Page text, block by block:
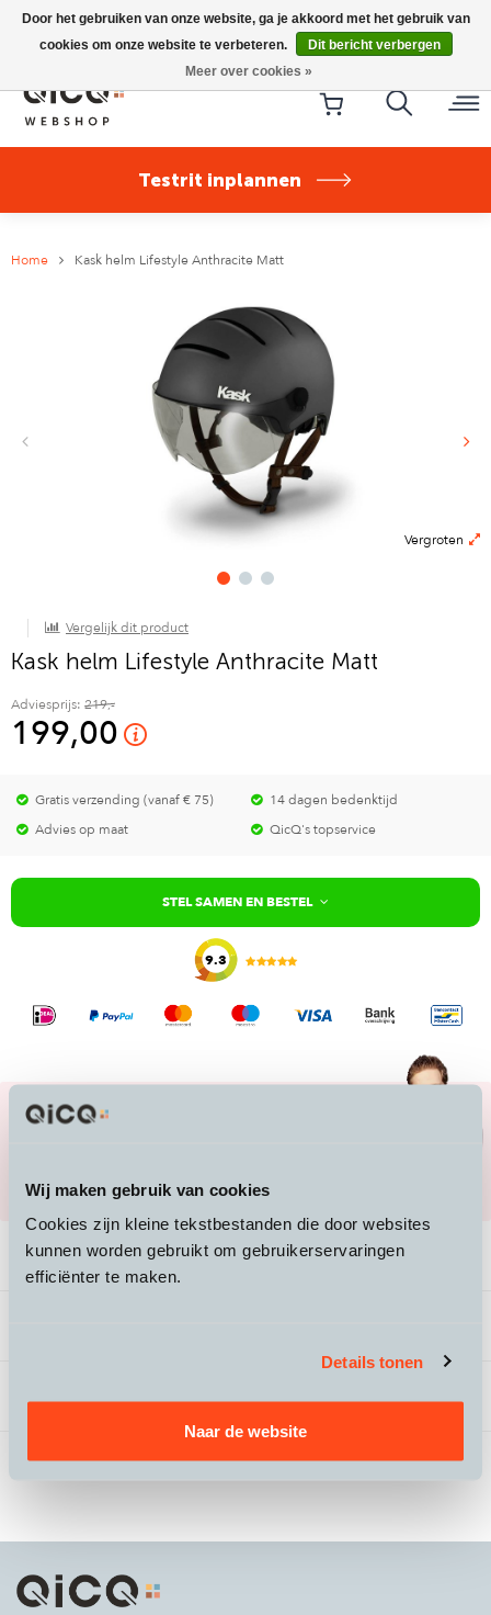
Wij maken gebruik van cookies
Cookies zijn kleine tekstbestanden die door websites
kunnen worden gebruikt om gebruikerservaringen
efficiënter te maken.
Details tonen
Naar de website
Riese & Müller Nevo5 Silent Core nu direct uit voorraad
leverbaar!
Testrit inplannen
Home Kask helm Lifestyle Anthracite Matt
Vergroten
Vergelijk dit product
Kask helm Lifestyle Anthracite Matt
Adviesprijs: 219,-
199,00
Gratis verzending (vanaf € 75)
14 dagen bedenktijd
Advies op maat
QicQ's topservice
STEL SAMEN EN BESTEL
9.3
Heb je vragen over een product, of over de
020 705 23 50
Productomschrijving
Beoordelingen
Door het gebruiken van onze website, ga je akkoord met het gebruik van
cookies om onze website te verbeteren.
Dit bericht verbergen
Meer over cookies »